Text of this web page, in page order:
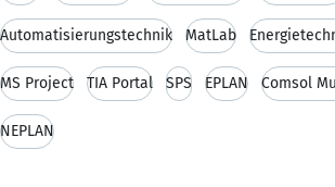
Automatisierungstechnik MatLab
MS Project TIA Portal SPS EPLAN Comsol
NEPLAN